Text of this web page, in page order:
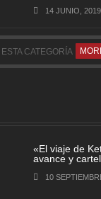
14 JUNIO, 2019
CATEGORÍA
«El viaje de
avance y cartel
10